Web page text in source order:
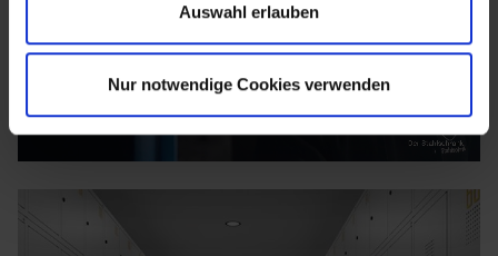
Auswahl erlauben
Nur notwendige Cookies verwenden